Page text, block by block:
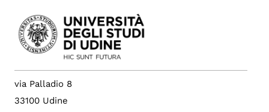
via Palladio 8
33100 Udine